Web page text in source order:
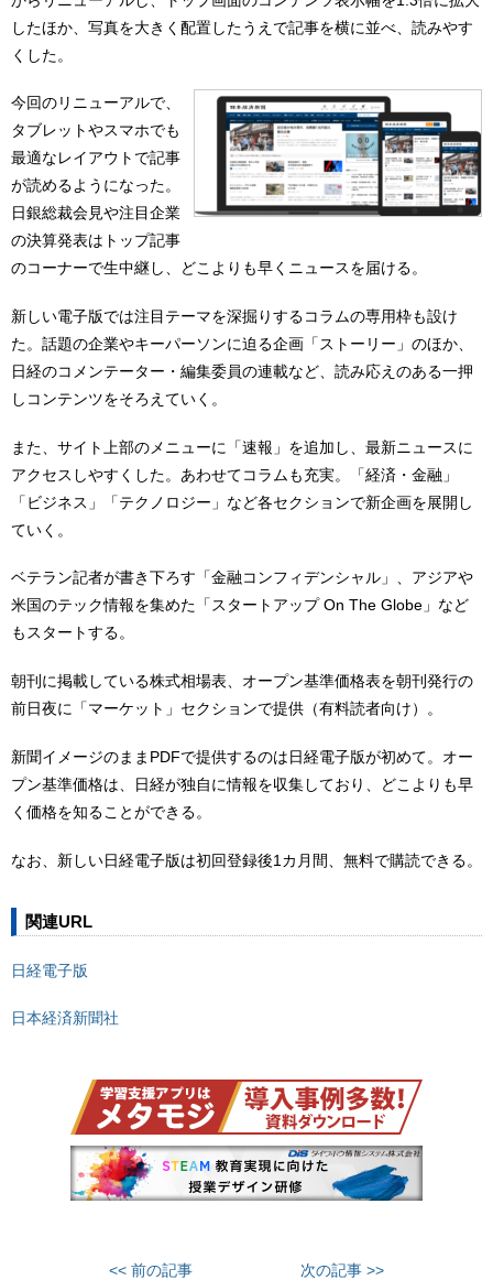
したほか、写真を大きく配置したうえで記事を横に並べ、読みやす
くした。
今回のリニューアルで、
タブレットやスマホでも
最適なレイアウトで記事
が読めるようになった。
日銀総裁会見や注目企業
の決算発表はトップ記事
のコーナーで生中継し、どこよりも早くニュースを届ける。
新しい電子版では注目テーマを深掘りするコラムの専用枠も設け
た。話題の企業やキーパーソンに迫る企画「ストーリー」のほか、
日経のコメンテーター・編集委員の連載など、読み応えのある一押
しコンテンツをそろえていく。
また、サイト上部のメニューに「速報」を追加し、最新ニュースに
アクセスしやすくした。あわせてコラムも充実。「経済・金融」
「ビジネス」「テクノロジー」など各セクションで新企画を展開し
ていく。
ベテラン記者が書き下ろす「金融コンフィデンシャル」、アジアや
米国のテック情報を集めた「スタートアップ On The Globe」など
もスタートする。
朝刊に掲載している株式相場表、オープン基準価格表を朝刊発行の
前日夜に「マーケット」セクションで提供（有料読者向け）。
新聞イメージのままPDFで提供するのは日経電子版が初めて。オー
プン基準価格は、日経が独自に情報を収集しており、どこよりも早
く価格を知ることができる。
なお、新しい日経電子版は初回登録後1カ月間、無料で購読できる。
関連URL
日経電子版
日本経済新聞社
<< 前の記事 次の記事 >>